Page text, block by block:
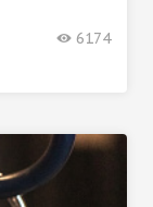
6174